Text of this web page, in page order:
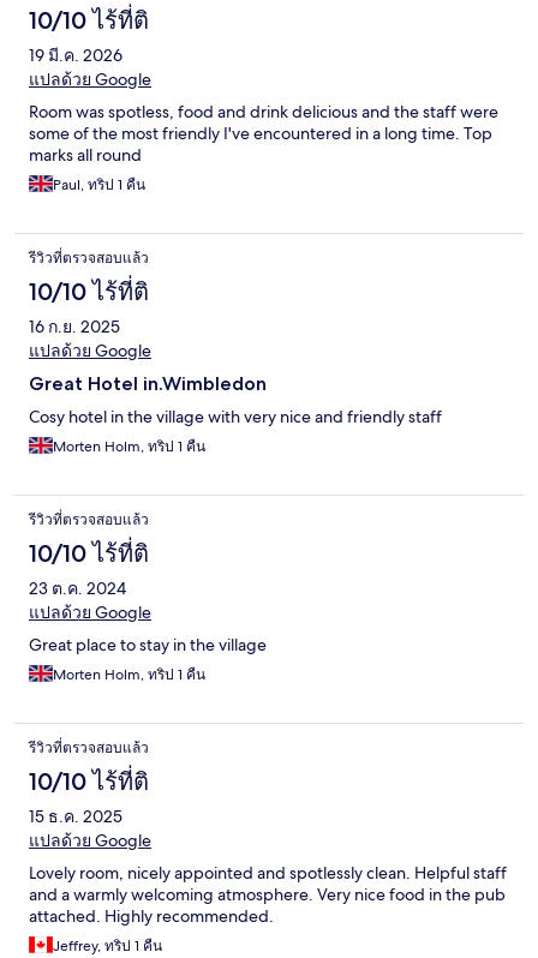
10/10 ไร้ที่ติ
19 มี.ค. 2026
แปลด้วย Google
Room was spotless, food and drink delicious and the staff were
some of the most friendly I've encountered in a long time. Top
marks all round
Paul, ทริป 1 คืน
รีวิวที่ตรวจสอบแล้ว
10/10 ไร้ที่ติ
16 ก.ย. 2025
แปลด้วย Google
Great Hotel in.Wimbledon
Cosy hotel in the village with very nice and friendly staff
Morten Holm, ทริป 1 คืน
รีวิวที่ตรวจสอบแล้ว
10/10 ไร้ที่ติ
23 ต.ค. 2024
แปลด้วย Google
Great place to stay in the village
Morten Holm, ทริป 1 คืน
รีวิวที่ตรวจสอบแล้ว
10/10 ไร้ที่ติ
15 ธ.ค. 2025
แปลด้วย Google
Lovely room, nicely appointed and spotlessly clean. Helpful staff
and a warmly welcoming atmosphere. Very nice food in the pub
attached. Highly recommended.
Jeffrey, ทริป 1 คืน